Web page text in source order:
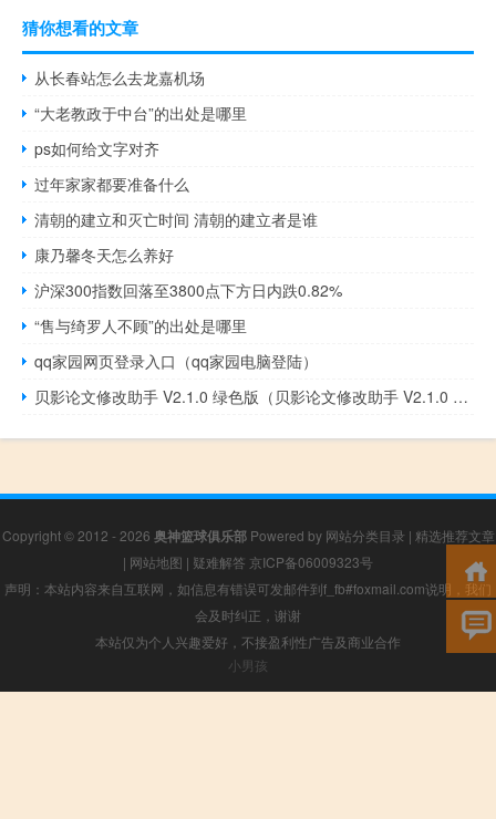
猜你想看的文章
从长春站怎么去龙嘉机场
“大老教政于中台”的出处是哪里
ps如何给文字对齐
过年家家都要准备什么
清朝的建立和灭亡时间 清朝的建立者是谁
康乃馨冬天怎么养好
沪深300指数回落至3800点下方日内跌0.82%
“售与绮罗人不顾”的出处是哪里
qq家园网页登录入口（qq家园电脑登陆）
贝影论文修改助手 V2.1.0 绿色版（贝影论文修改助手 V2.1.0 绿色版功能简介）
Copyright © 2012 - 2026 奥神篮球俱乐部Powered by 网站分类目录 | 精选推荐文章
| 网站地图 | 疑难解答 京ICP备06009323号
声明：本站内容来自互联网，如信息有错误可发邮件到f_fb#foxmail.com说明，我们
会及时纠正，谢谢
本站仅为个人兴趣爱好，不接盈利性广告及商业合作
小男孩